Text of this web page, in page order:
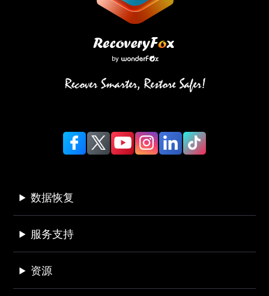
数据恢复
服务支持
资源